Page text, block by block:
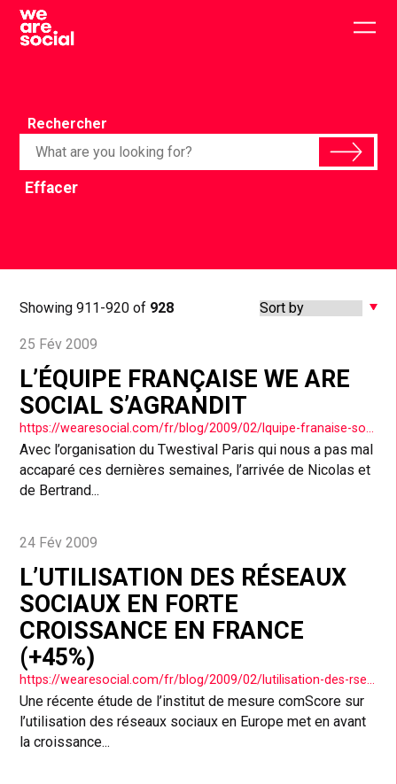
Skip
content
Rechercher
Effacer
Showing 911-920 of 928
25 Fév 2009
L’ÉQUIPE FRANÇAISE WE ARE
SOCIAL S’AGRANDIT
Avec l’organisation du Twestival Paris qui nous a pas mal
accaparé ces dernières semaines, l’arrivée de Nicolas et
de Bertrand...
24 Fév 2009
L’UTILISATION DES RÉSEAUX
SOCIAUX EN FORTE
CROISSANCE EN FRANCE
(+45%)
Une récente étude de l’institut de mesure comScore sur
l’utilisation des réseaux sociaux en Europe met en avant
la croissance...